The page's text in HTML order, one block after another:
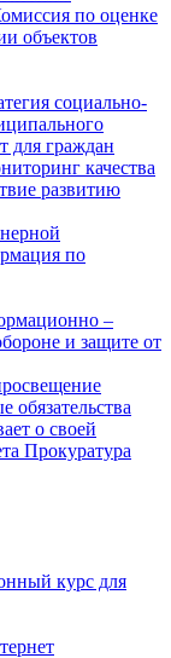
по оценке
объектов
социально-
для граждан
качества
развитию
по
–
и защите от
обязательства
о своей
Прокуратура
курс для